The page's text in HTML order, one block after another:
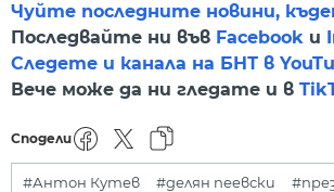
Чуйте последните новини,
Последвайте ни във Facebook и
Следете и канала на БНТ в
Вече може да ни гледате и в
Сподели
#Антон Кутев #делян пеевски